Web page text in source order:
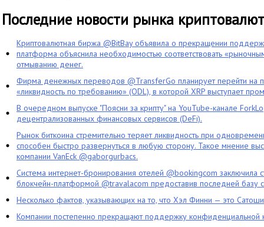
Последние новости рынка криптовалют
Криптовалютная биржа @BitBay объявила о прекращении
платформа объяснила необходимостью соответствовать
отмыванию денег.
Фирма денежных переводов @TransferGo планирует перейти на
«ликвидность по требованию» (ODL), в которой XRP выступает
В очередном выпуске "Поясни за крипту" на YouTube-канале
децентрализованных финансовых сервисов (DeFi).
Рынок биткоина стремительно теряет ликвидность при
способен быстро развернуться в любую сторону. Такое мнение
компании VanEck @gaborgurbacs.
Система интернет-бронирования отелей @bookingcom заключила
блокчейн-платформой @travalacom предоставив последней базу
Несколько фактов, указывающих на то, что Хэл Финни — это
Компании постепенно прекращают поддержку конфиденциальной